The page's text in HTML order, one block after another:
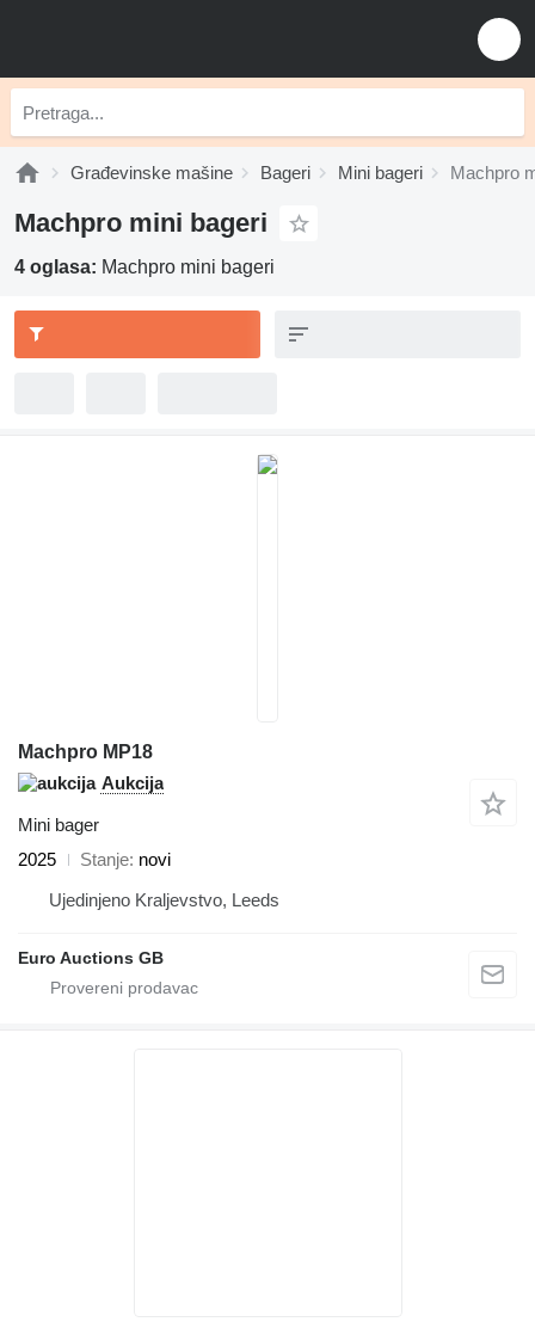
Građevinske mašine Bageri Mini bageri Machpro
Machpro mini bageri
4 oglasa: Machpro mini bageri
Machpro MP18
Aukcija
Mini bager
2025
Stanje novi
Ujedinjeno Kraljevstvo, Leeds
Euro Auctions GB